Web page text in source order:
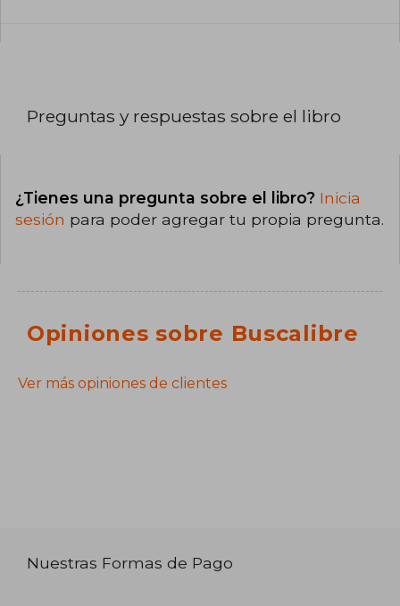
Preguntas y respuestas sobre el libro
¿Tienes una pregunta sobre el libro? Inicia
sesión para poder agregar tu propia pregunta.
Opiniones sobre Buscalibre
Ver más opiniones de clientes
Nuestras Formas de Pago